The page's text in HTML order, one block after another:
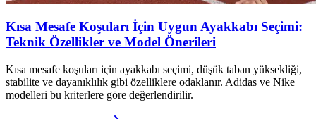
Kısa Mesafe Koşuları İçin Uygun Ayakkabı Seçimi:
Teknik Özellikler ve Model Önerileri
Kısa mesafe koşuları için ayakkabı seçimi, düşük taban yüksekliği,
stabilite ve dayanıklılık gibi özelliklere odaklanır. Adidas ve Nike
modelleri bu kriterlere göre değerlendirilir.